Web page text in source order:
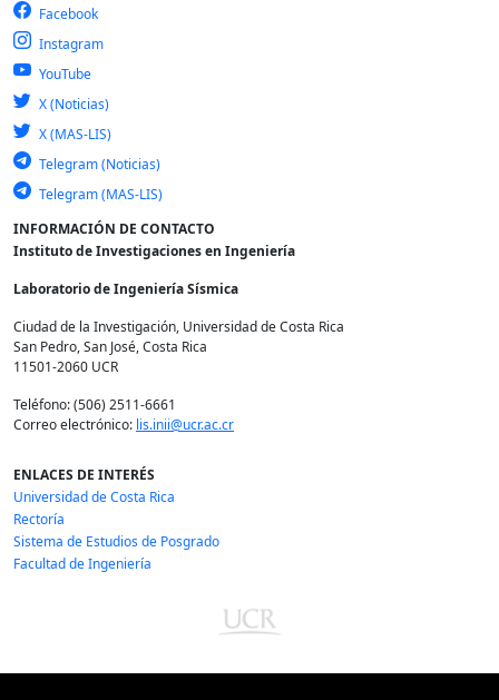
Facebook
Instagram
YouTube
X (Noticias)
X (MAS-LIS)
Telegram (Noticias)
Telegram (MAS-LIS)
INFORMACIÓN DE CONTACTO
Instituto de Investigaciones en Ingeniería
Laboratorio de Ingeniería Sísmica
Ciudad de la Investigación, Universidad de Costa Rica
San Pedro, San José, Costa Rica
11501-2060 UCR
Teléfono: (506) 2511-6661
Correo electrónico: lis.inii@ucr.ac.cr
ENLACES DE INTERÉS
Universidad de Costa Rica
Rectoría
Sistema de Estudios de Posgrado
Facultad de Ingeniería